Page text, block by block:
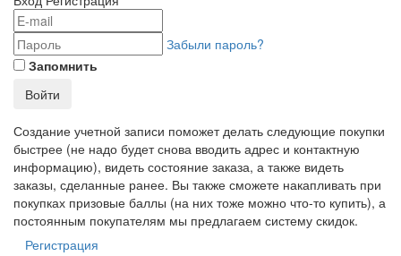
Забыли пароль?
Запомнить
Войти
Создание учетной записи поможет делать следующие покупки
быстрее (не надо будет снова вводить адрес и контактную
информацию), видеть состояние заказа, а также видеть
заказы, сделанные ранее. Вы также сможете накапливать при
покупках призовые баллы (на них тоже можно что-то купить), а
постоянным покупателям мы предлагаем систему скидок.
Регистрация